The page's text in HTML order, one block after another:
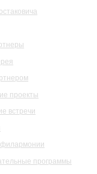
проекты
встречи
программы